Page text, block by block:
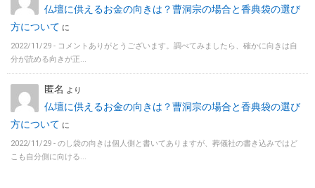
仏壇に供えるお金の向きは？曹洞宗の場合と香典袋の選び
方について に
2022/11/29 - コメントありがとうございます。調べてみましたら、確かに向きは自
分が読める向きが正...
匿名 より
仏壇に供えるお金の向きは？曹洞宗の場合と香典袋の選び
方について に
2022/11/29 - のし袋の向きは個人側と書いてありますが、葬儀社の書き込みではど
こも自分側に向ける...